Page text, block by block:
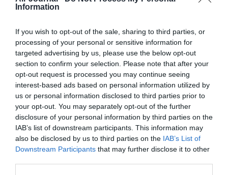
Information
If you wish to opt-out of the sale, sharing to third parties, or
processing of your personal or sensitive information for
targeted advertising by us, please use the below opt-out
section to confirm your selection. Please note that after your
opt-out request is processed you may continue seeing
interest-based ads based on personal information utilized by
us or personal information disclosed to third parties prior to
your opt-out. You may separately opt-out of the further
disclosure of your personal information by third parties on the
IAB’s list of downstream participants. This information may
also be disclosed by us to third parties on the IAB’s List of
Downstream Participants that may further disclose it to other
commerciale : begociation de droits de traffic, de partages
Emirates vend son billet 670€ A/R Athenes-Newark contre
970€ pour United, chez un grecque qui a perdu 70% de son
pouvoir d’achat cela ça compte beaucoup n’en déplaise aux
pseudo fonctionnaires qui traveillent 3 jours sur 5 et qui se
font payer leur billet d’avion par leur ministère 😉
RÉPONDRE
LAISSER UN COMMENTAIRE